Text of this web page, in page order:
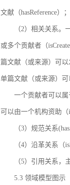
文献（hasReference）；
（2）相关关系
或多个贡献者（
篇文献（或来源）可
单篇文献（或来源）可
一个贡献者可以
可以由一个机构资助（
（3）规范关系
（4）沿革关系
（5）引用关系，
5.3 领域模型图示